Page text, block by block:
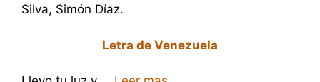
Silva, Simón Díaz.
Letra de Venezuela